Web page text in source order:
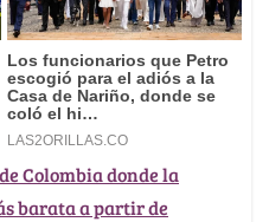
Colombia donde la
barata a partir de